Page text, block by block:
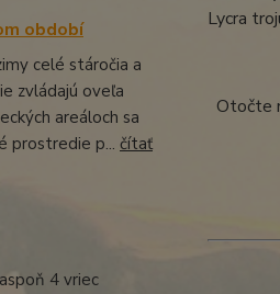
období
celé stáročia a
zvládajú oveľa
areáloch sa
prostredie p... čítať
4 vriec
Lycra
Otočte